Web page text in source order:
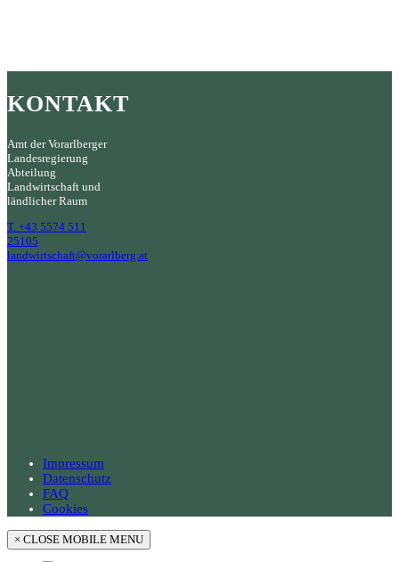
KONTAKT
Amt der Vorarlberger
Landesregierung
Abteilung
Landwirtschaft und
ländlicher Raum
T. +43 5574 511
25105
landwirtschaft@vorarlberg.at
Impressum
Datenschutz
FAQ
Cookies
× CLOSE MOBILE MENU